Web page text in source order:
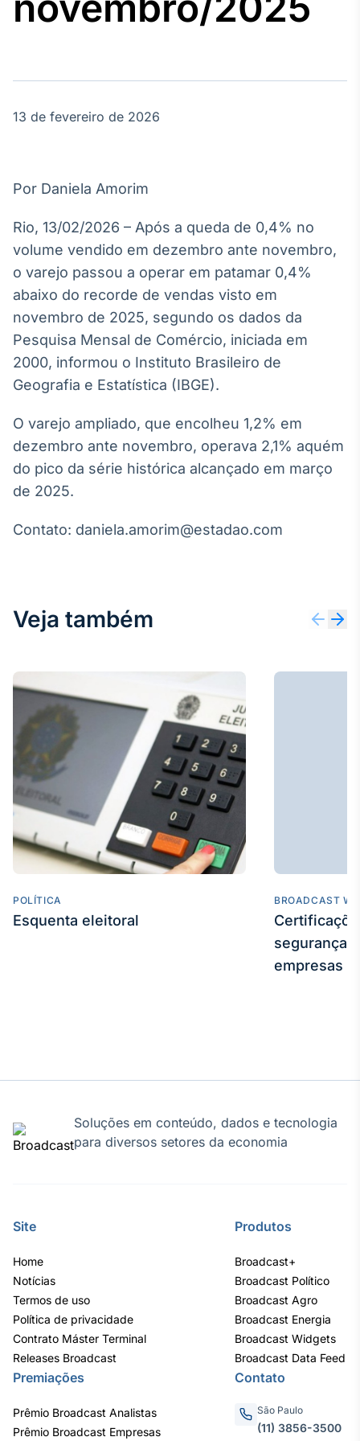
Agro
Broadcast
O setor de
energia elétrica
no Brasil
Broadcast
White Label
conteúdos
personalizados
Soluções de Dados
e Conteúdos
Plataforma para
Broadcast
Ticker
Cotações e
headlines de
notícias
Broadcast
Widgets
Curadoria de
conteúdos
Broadcast
Monitoramento
inteligente de
conteúdos
Broadcast
analisar fundos
de investimento
13 de fevereiro de 2026
Por Daniela Amorim
Rio, 13/02/2026 – Após a queda de 0,4% no
volume vendido em dezembro ante novembro,
o varejo passou a operar em patamar 0,4%
abaixo do recorde de vendas visto em
novembro de 2025, segundo os dados da
Pesquisa Mensal de Comércio, iniciada em
2000, informou o Instituto Brasileiro de
Geografia e Estatística (IBGE).
O varejo ampliado, que encolheu 1,2% em
dezembro ante novembro, operava 2,1% aquém
do pico da série histórica alcançado em março
de 2025.
Contato: daniela.amorim@estadao.com
Veja também
POLÍTICA
Esquenta eleitoral
BROADCAST
segurança
empresas
Soluções em conteúdo, dados e tecnologia
para diversos setores da economia
Site
Home
Notícias
Termos de uso
Política de privacidade
Contrato Máster Terminal
Releases Broadcast
Produtos
Broadcast+
Broadcast Político
Broadcast Agro
Broadcast Energia
Broadcast Widgets
Broadcast Data Feed
Premiações
Prêmio Broadcast Analistas
Prêmio Broadcast Empresas
Contato
São Paulo
(11) 3856-3500